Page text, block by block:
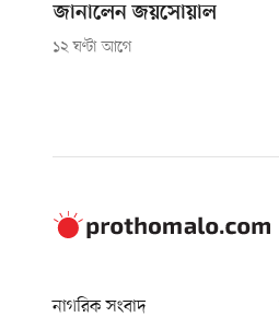
জানালেন জয়সোয়াল
১২ ঘণ্টা আগে
নাগরিক সংবাদ